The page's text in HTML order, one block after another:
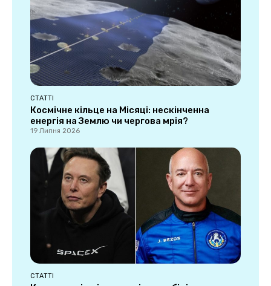
СТАТТІ
Космічне кільце на Місяці: нескінченна
енергія на Землю чи чергова мрія?
19 Липня 2026
СТАТТІ